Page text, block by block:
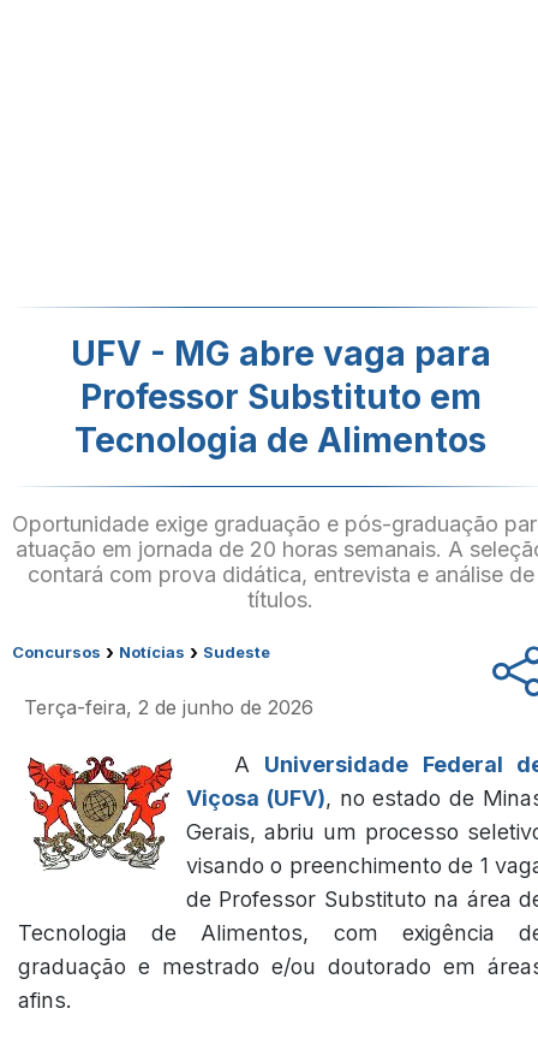
UFV - MG abre vaga para
Professor Substituto em
Tecnologia de Alimentos
Oportunidade exige graduação e pós-graduação
atuação em jornada de 20 horas semanais. A
contará com prova didática, entrevista e análise de
títulos.
Concursos › Notícias › Sudeste
Terça-feira, 2 de junho de 2026
A Universidade Federal
Viçosa (UFV), no estado de
Gerais, abriu um processo
visando o preenchimento de 1
de Professor Substituto na área
Tecnologia de Alimentos, com exigência
graduação e mestrado e/ou doutorado em
afins.